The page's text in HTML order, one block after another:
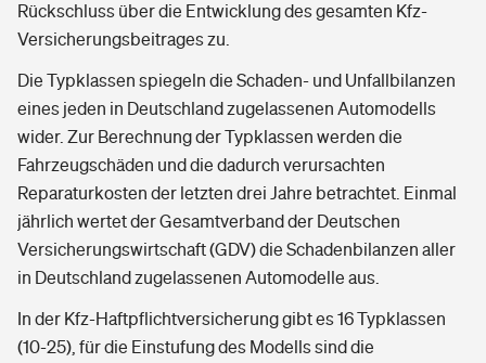
Rückschluss über die Entwicklung des gesamten Kfz-
Versicherungsbeitrages zu.
Die Typklassen spiegeln die Schaden- und Unfallbilanzen
eines jeden in Deutschland zugelassenen Automodells
wider. Zur Berechnung der Typklassen werden die
Fahrzeugschäden und die dadurch verursachten
Reparaturkosten der letzten drei Jahre betrachtet. Einmal
jährlich wertet der Gesamtverband der Deutschen
Versicherungswirtschaft (GDV) die Schadenbilanzen aller
in Deutschland zugelassenen Automodelle aus.
In der Kfz-Haftpflichtversicherung gibt es 16 Typklassen
(10-25), für die Einstufung des Modells sind die